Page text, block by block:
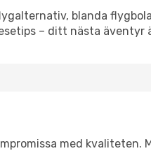
blanda
– ditt nästa äventyr
med kvaliteten.